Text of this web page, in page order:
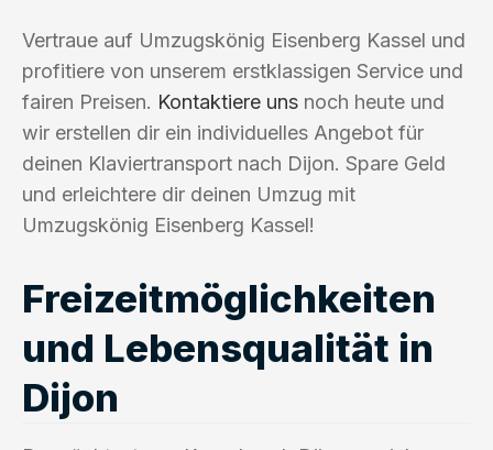
Vertraue auf Umzugskönig Eisenberg Kassel und
profitiere von unserem erstklassigen Service und
fairen Preisen. Kontaktiere uns noch heute und
wir erstellen dir ein individuelles Angebot für
deinen Klaviertransport nach Dijon. Spare Geld
und erleichtere dir deinen Umzug mit
Umzugskönig Eisenberg Kassel!
Freizeitmöglichkeiten
und Lebensqualität in
Dijon